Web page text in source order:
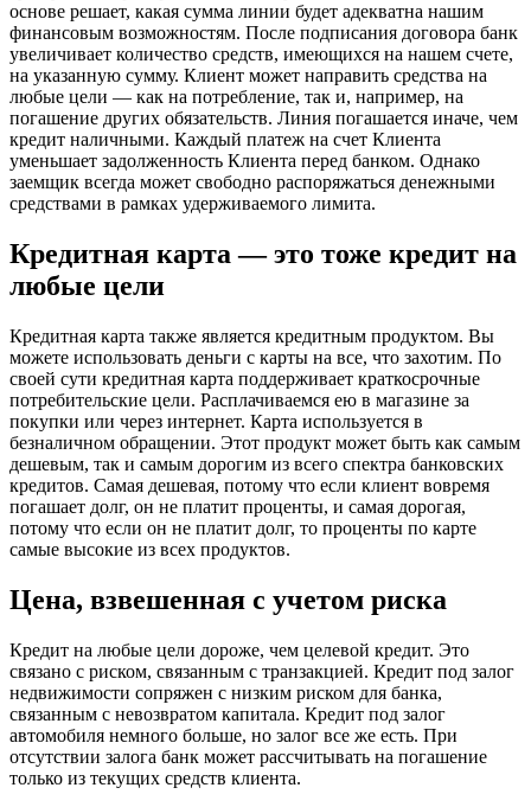
основе решает, какая сумма линии будет адекватна нашим
финансовым возможностям. После подписания договора банк
увеличивает количество средств, имеющихся на нашем счете,
на указанную сумму. Клиент может направить средства на
любые цели — как на потребление, так и, например, на
погашение других обязательств. Линия погашается иначе, чем
кредит наличными. Каждый платеж на счет Клиента
уменьшает задолженность Клиента перед банком. Однако
заемщик всегда может свободно распоряжаться денежными
средствами в рамках удерживаемого лимита.
Кредитная карта — это тоже кредит на
любые цели
Кредитная карта также является кредитным продуктом. Вы
можете использовать деньги с карты на все, что захотим. По
своей сути кредитная карта поддерживает краткосрочные
потребительские цели. Расплачиваемся ею в магазине за
покупки или через интернет. Карта используется в
безналичном обращении. Этот продукт может быть как самым
дешевым, так и самым дорогим из всего спектра банковских
кредитов. Самая дешевая, потому что если клиент вовремя
погашает долг, он не платит проценты, и самая дорогая,
потому что если он не платит долг, то проценты по карте
самые высокие из всех продуктов.
Цена, взвешенная с учетом риска
Кредит на любые цели дороже, чем целевой кредит. Это
связано с риском, связанным с транзакцией. Кредит под залог
недвижимости сопряжен с низким риском для банка,
связанным с невозвратом капитала. Кредит под залог
автомобиля немного больше, но залог все же есть. При
отсутствии залога банк может рассчитывать на погашение
только из текущих средств клиента.